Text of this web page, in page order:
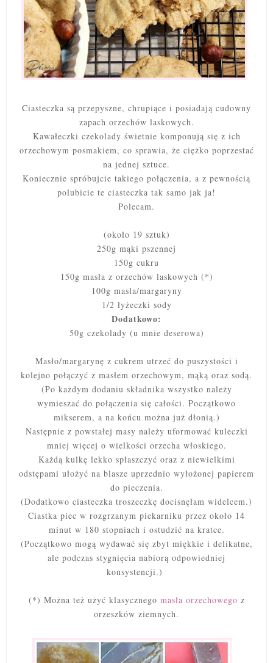
Ciasteczka są przepyszne, chrupiące i posiadają cudowny
zapach orzechów laskowych.
Kawałeczki czekolady świetnie komponują się z ich
orzechowym posmakiem, co sprawia, że ciężko poprzestać
na jednej sztuce.
Koniecznie spróbujcie takiego połączenia, a z pewnością
polubicie te ciasteczka tak samo jak ja!
Polecam.
(około 19 sztuk)
250g mąki pszennej
150g cukru
150g masła z orzechów laskowych (*)
100g masła/margaryny
1/2 łyżeczki sody
Dodatkowo:
50g czekolady (u mnie deserowa)
Masło/margarynę z cukrem utrzeć do puszystości i
kolejno połączyć z masłem orzechowym, mąką oraz sodą.
(Po każdym dodaniu składnika wszystko należy
wymieszać do połączenia się całości. Początkowo
mikserem, a na końcu można już dłonią.)
Następnie z powstałej masy należy uformować kuleczki
mniej więcej o wielkości orzecha włoskiego.
Każdą kulkę lekko spłaszczyć oraz z niewielkimi
odstępami ułożyć na blasze uprzednio wyłożonej papierem
do pieczenia.
(Dodatkowo ciasteczka troszeczkę docisnęłam widelcem.)
Ciastka piec w rozgrzanym piekarniku przez około 14
minut w 180 stopniach i ostudzić na kratce.
(Początkowo mogą wydawać się zbyt miękkie i delikatne,
ale podczas stygnięcia nabiorą odpowiedniej
konsystencji.)
(*) Można też użyć klasycznego masła orzechowego z
orzeszków ziemnych.